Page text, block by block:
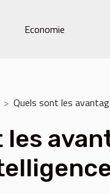
Economie
Quels sont les
les